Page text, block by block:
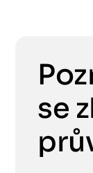
se